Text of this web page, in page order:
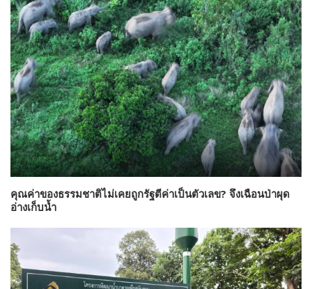
คุณค่าของธรรมชาติไม่เคยถูกรัฐตีค่าเป็นตัวเลข? จึงเฉือนป่าผุด
อ่างเก็บน้ำ